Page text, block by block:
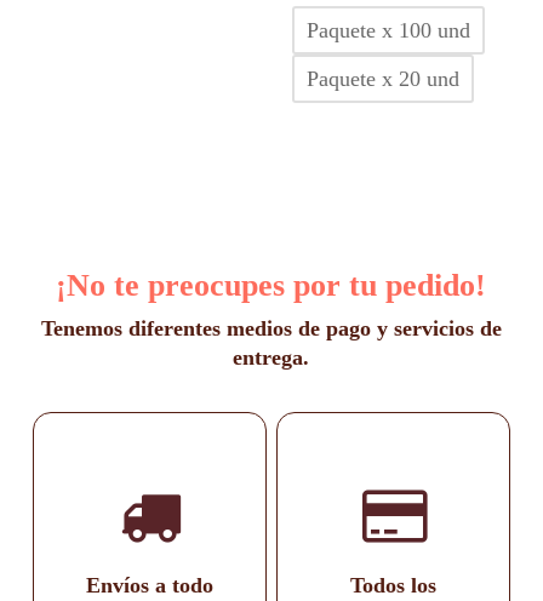
pueden
elegir
en
página
Paquete x 100 und
Paquete x 20 und
¡No te preocupes por tu pedido!
Tenemos diferentes medios de pago y servicios de
entrega.
Envíos a todo
Todos los